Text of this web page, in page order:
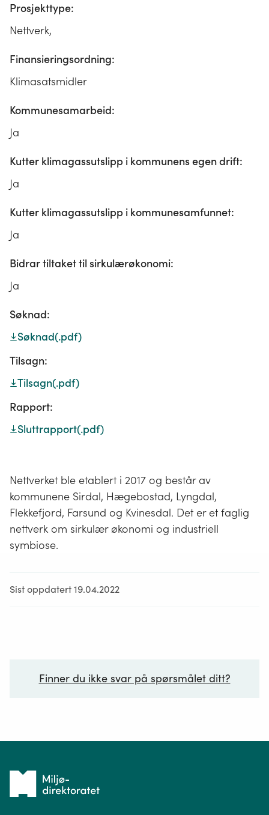
Prosjekttype:
Nettverk,
Finansieringsordning:
Klimasatsmidler
Kommunesamarbeid:
Ja
Kutter klimagassutslipp i kommunens egen drift:
Ja
Kutter klimagassutslipp i kommunesamfunnet:
Ja
Bidrar tiltaket til sirkulærøkonomi:
Ja
Søknad:
Søknad(.pdf)
Tilsagn:
Tilsagn(.pdf)
Rapport:
Sluttrapport(.pdf)
Nettverket ble etablert i 2017 og består av
kommunene Sirdal, Hægebostad, Lyngdal,
Flekkefjord, Farsund og Kvinesdal. Det er et faglig
nettverk om sirkulær økonomi og industriell
symbiose.
Sist oppdatert 19.04.2022
Finner du ikke svar på spørsmålet ditt?
Tilbake